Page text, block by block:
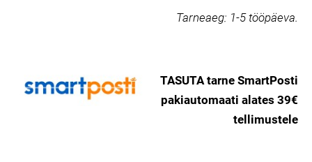
Tarneaeg: 1-5 tööpäeva.
TASUTA tarne SmartPosti
pakiautomaati alates 39€
tellimustele